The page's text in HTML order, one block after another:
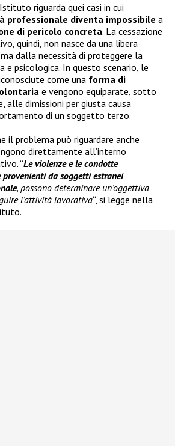
riguarda quei casi in cui
professionale diventa impossibile a
di pericolo concreta. La cessazione
quindi, non nasce da una libera
dalla necessità di proteggere la
e psicologica. In questo scenario, le
come una forma di
e vengono equiparate, sotto
dimissioni per giusta causa
di un soggetto terzo.
il problema può riguardare anche
direttamente all’interno
“Le violenze e le condotte
provenienti da soggetti estranei
, possono determinare un’oggettiva
l’attività lavorativa“, si legge nella